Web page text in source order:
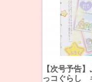
【次号予告
っコぐらし